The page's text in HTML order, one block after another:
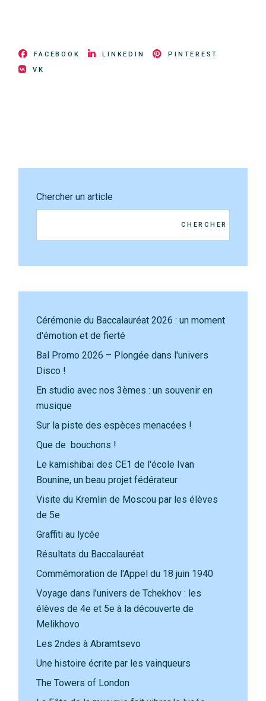
FACEBOOK LINKEDIN
PINTEREST
VK
Chercher un article
CHERCHER
Cérémonie du Baccalauréat 2026 : un moment
d'émotion et de fierté
Bal Promo 2026 – Plongée dans l'univers
Disco !
En studio avec nos 3èmes : un souvenir en
musique
Sur la piste des espèces menacées !
Que de bouchons !
Le kamishibaï des CE1 de l'école Ivan
Bounine, un beau projet fédérateur
Visite du Kremlin de Moscou par les élèves
de 5e
Graffiti au lycée
Résultats du Baccalauréat
Commémoration de l'Appel du 18 juin 1940
Voyage dans l’univers de Tchekhov : les
élèves de 4e et 5e à la découverte de
Melikhovo
Les 2ndes à Abramtsevo
Une histoire écrite par les vainqueurs
The Towers of London